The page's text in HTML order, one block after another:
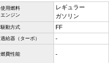
使用燃料
エンジン
レギュラー
ガソリン
駆動方式 FF
過給器（ターボ） -
燃費性能 -